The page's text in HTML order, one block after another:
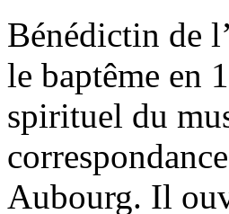
Bénédictin de
le baptême en
spirituel du
Aubourg. Il